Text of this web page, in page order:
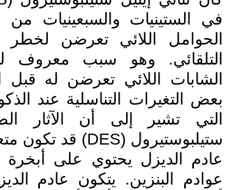
في الستينيات والسبعينيات من
الحوامل اللائي تعرضن لخطر
التلقائي. وهو سبب معروف
الشابات اللائي تعرضن له قبل
بعض التغيرات التناسلية عند
التي تشير إلى أن الآثار
ستيلبوستيرول (DES) قد تكون متعددة الأجيال.
عادم الديزل يحتوي على
عوادم البنزين. يتكون عادم